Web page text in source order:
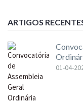
ARTIGOS
01-04-